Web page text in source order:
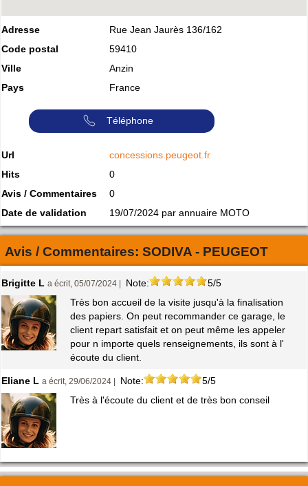
Adresse
Rue Jean Jaurès 136/162
Code postal
59410
Ville
Anzin
Pays
France
Téléphone
Url
concessions.peugeot.fr
Hits
0
Avis / Commentaires
0
Date de validation
19/07/2024 par annuaire MOTO
Avis / Commentaires: SODIVA - PEUGEOT
Brigitte L a écrit, 05/07/2024 | Note:
5/5
Très bon accueil de la visite jusqu'à la finalisation
des papiers. On peut recommander ce garage, le
client repart satisfait et on peut même les appeler
pour n importe quels renseignements, ils sont à l'
écoute du client.
Eliane L a écrit, 29/06/2024 | Note:
5/5
Très à l'écoute du client et de très bon conseil